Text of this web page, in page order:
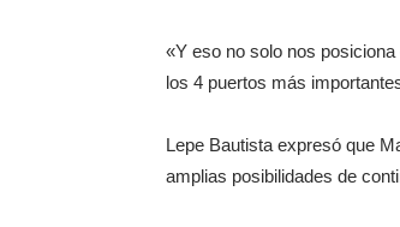
«Y eso no solo nos
los 4 puertos más
Lepe Bautista expresó que
amplias posibilidades de